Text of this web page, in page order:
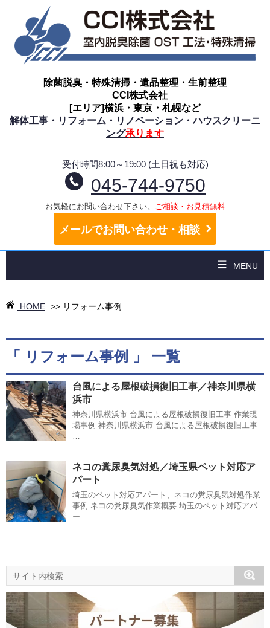
除菌脱臭・特殊清掃・遺品整理・生前整理
CCI株式会社
[エリア]横浜・東京・札幌など
解体工事・リフォーム・リノベーション・ハウスクリーニ
ング承ります
受付時間8:00～19:00 (土日祝も対応)
045-744-9750
お気軽にお問い合わせ下さい。 ご相談・お見積無料
メールでお問い合わせ・相談
MENU
HOME >> リフォーム事例
「 リフォーム事例 」 一覧
台風による屋根破損復旧工事／神奈川県横
浜市
神奈川県横浜市 台風による屋根破損復旧工事 作業現
場事例 神奈川県横浜市 台風による屋根破損復旧工事
…
ネコの糞尿臭気対処／埼玉県ペット対応ア
パート
埼玉のペット対応アパート、ネコの糞尿臭気対処作業
事例 ネコの糞尿臭気作業概要 埼玉のペット対応アパ
ー …